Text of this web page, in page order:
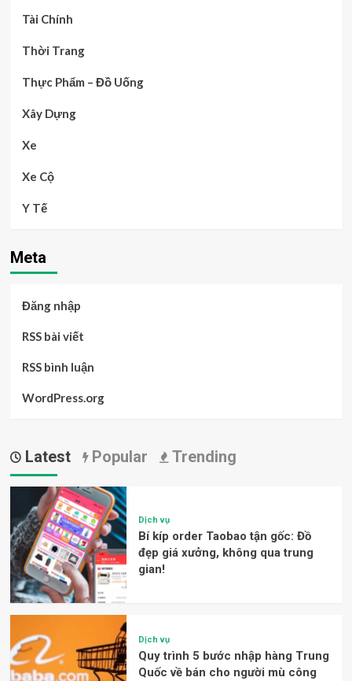
Tài Chính
Thời Trang
Thực Phẩm – Đồ Uống
Xây Dựng
Xe
Xe Cộ
Y Tế
Meta
Đăng nhập
RSS bài viết
RSS bình luận
WordPress.org
Latest Popular Trending
Dịch vụ
Bí kíp order Taobao tận gốc: Đồ
đẹp giá xưởng, không qua trung
gian!
Dịch vụ
Quy trình 5 bước nhập hàng Trung
Quốc về bán cho người mù công